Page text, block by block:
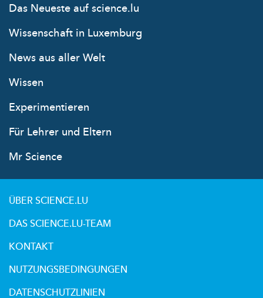
Das Neueste auf science.lu
Wissenschaft in Luxemburg
News aus aller Welt
Wissen
Experimentieren
Für Lehrer und Eltern
Mr Science
ÜBER SCIENCE.LU
DAS SCIENCE.LU-TEAM
KONTAKT
NUTZUNGSBEDINGUNGEN
DATENSCHUTZLINIEN